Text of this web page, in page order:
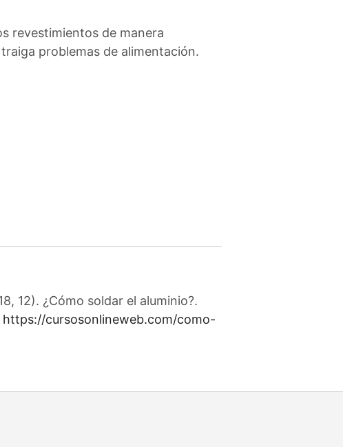
revestimientos de manera
problemas de alimentación.
12). ¿Cómo soldar el aluminio?.
https://cursosonlineweb.com/como-